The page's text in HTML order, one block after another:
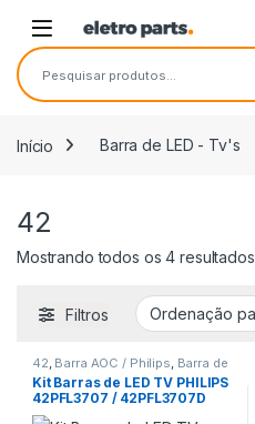
Pesquisar por:
Início Barra de LED - Tv's
42
Mostrando todos os 4 resultados
Filtros
42 Barra AOC / Philips Barra de
LED - Tv's
Kit Barras de LED TV PHILIPS
42PFL3707 / 42PFL3707D